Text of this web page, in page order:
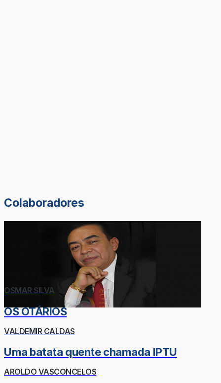
Colaboradores
OSMAR SILVA
OS OTÁRIOS
VALDEMIR CALDAS
Uma batata quente chamada IPTU
AROLDO VASCONCELOS